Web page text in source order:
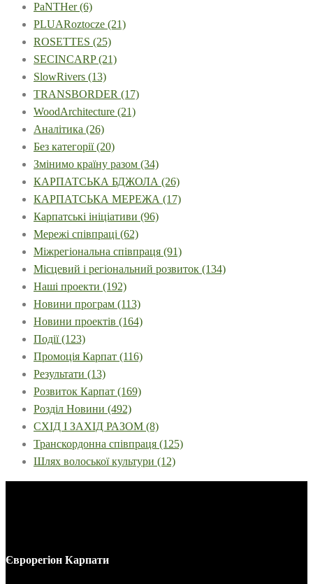
PaNTHer(6)
PLUARoztocze (21)
ROSETTES (25)
SECINCARP(21)
SlowRivers (13)
TRANSBORDER (17)
WoodArchitecture (21)
Аналітика (26)
Без категорії(20)
Змінимо країну разом (34)
КАРПАТСЬКА БДЖОЛА (26)
КАРПАТСЬКА МЕРЕЖА (17)
Карпатські ініціативи (96)
Мережі співпраці (62)
Міжрегіональна співпраця (91)
Місцевий і регіональний розвиток (134)
Наші проекти (192)
Новини програм (113)
Новини проектів (164)
Події(123)
Промоція Карпат (116)
Результати (13)
Розвиток Карпат (169)
Розділ Новини (492)
СХІД І ЗАХІД РАЗОМ (8)
Транскордонна співпраця (125)
Шлях волоської культури (12)
Єврорегіон Карпати